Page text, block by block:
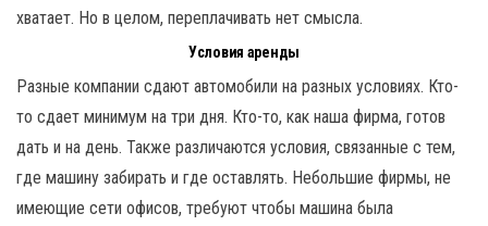
хватает. Но в целом, переплачивать нет смысла.
Условия аренды
Разные компании сдают автомобили на разных условиях. Кто-
то сдает минимум на три дня. Кто-то, как наша фирма, готов
дать и на день. Также различаются условия, связанные с тем,
где машину забирать и где оставлять. Небольшие фирмы, не
имеющие сети офисов, требуют чтобы машина была